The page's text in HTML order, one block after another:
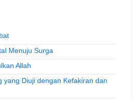
Menuju Surga
Allah
yang Diuji dengan Kefakiran dan